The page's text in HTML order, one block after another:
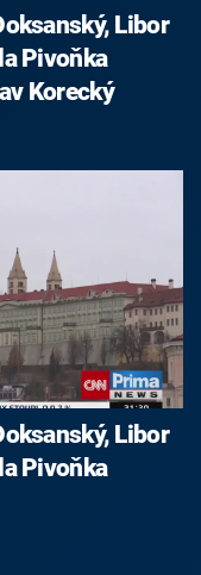
Libor
Pivoňka
Korecký
Libor
Pivoňka